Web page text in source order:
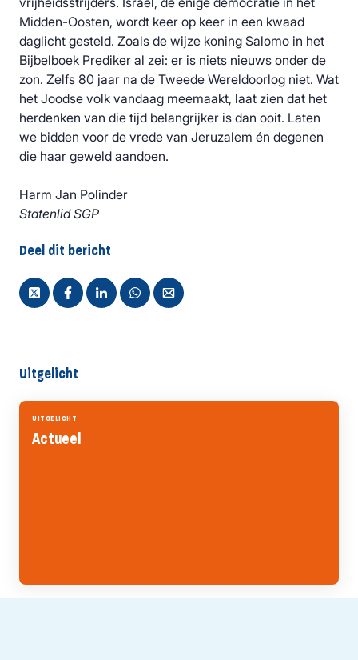
Midden-Oosten, wordt keer op keer in een kwaad
daglicht gesteld. Zoals de wijze koning Salomo in het
Bijbelboek Prediker al zei: er is niets nieuws onder de
zon. Zelfs 80 jaar na de Tweede Wereldoorlog niet. Wat
het Joodse volk vandaag meemaakt, laat zien dat het
herdenken van die tijd belangrijker is dan ooit. Laten
we bidden voor de vrede van Jeruzalem én degenen
die haar geweld aandoen.
Harm Jan Polinder
Statenlid SGP
Deel dit bericht
Uitgelicht
UITGELICHT
Actueel